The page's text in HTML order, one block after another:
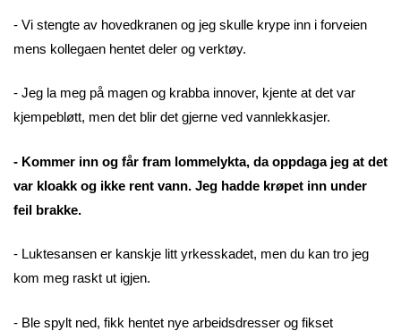
- Vi stengte av hovedkranen og jeg skulle krype inn i forveien
mens kollegaen hentet deler og verktøy.
- Jeg la meg på magen og krabba innover, kjente at det var
kjempebløtt, men det blir det gjerne ved vannlekkasjer.
- Kommer inn og får fram lommelykta, da oppdaga jeg at det
var kloakk og ikke rent vann. Jeg hadde krøpet inn under
feil brakke.
- Luktesansen er kanskje litt yrkesskadet, men du kan tro jeg
kom meg raskt ut igjen.
- Ble spylt ned, fikk hentet nye arbeidsdresser og fikset